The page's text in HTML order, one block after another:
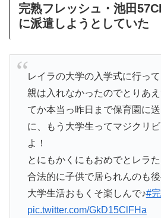
完熟フレッシュ・池田
に派遣しようとしていた
レイラの大学の入学式に行っ
親は入れなかったのでとりあえ
てか本当っ昨日まで保育園に
に、もう大学生ってマジクリ
よ！
とにもかくにもおめでとレラ
合法的に子供で居られんのも後
大学生活おもくそ楽しんで♪#
pic.twitter.com/GkD15ClFHa